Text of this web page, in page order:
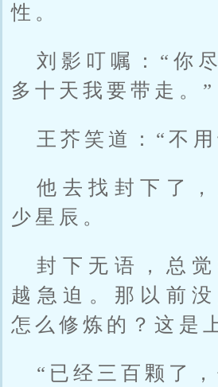
性。
刘影叮嘱：“你
多十天我要带走。”
王芥笑道：“不
他去找封下了
少星辰。
封下无语，总
越急迫。那以前
怎么修炼的？这是
“已经三百颗了